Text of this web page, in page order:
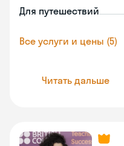
Для путешествий
Все услуги и цены (5)
Читать дальше